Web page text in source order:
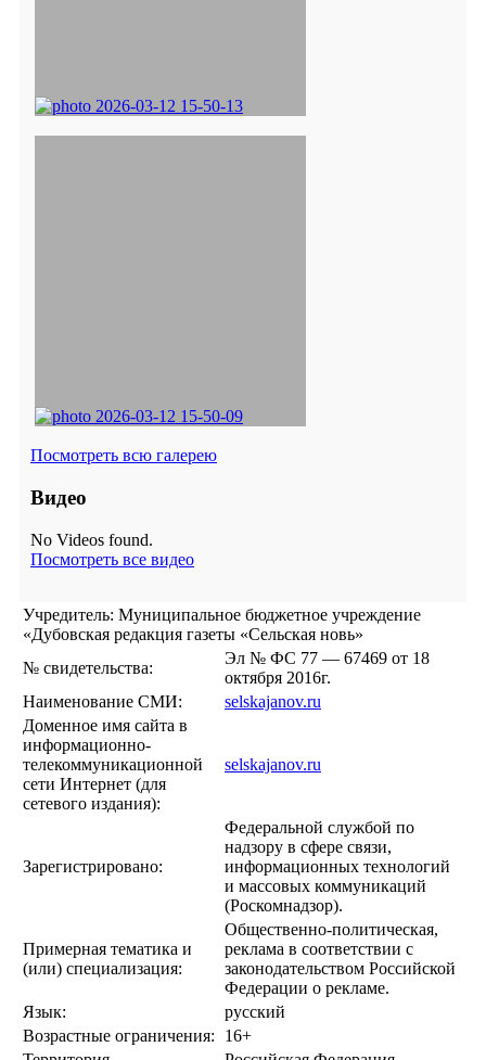
Посмотреть всю галерею
Видео
No Videos found.
Посмотреть все видео
Учредитель: Муниципальное бюджетное учреждение
«Дубовская редакция газеты «Сельская новь»
№ свидетельства:
Эл № ФС 77 — 67469 от 18
октября 2016г.
Наименование СМИ:
selskajanov.ru
Доменное имя сайта в
информационно-
телекоммуникационной
сети Интернет (для
сетевого издания):
selskajanov.ru
Зарегистрировано:
Федеральной службой по
надзору в сфере связи,
информационных технологий
и массовых коммуникаций
(Роскомнадзор).
Примерная тематика и
(или) специализация:
Общественно-политическая,
реклама в соответствии с
законодательством Российской
Федерации о рекламе.
Язык:
русский
Возрастные ограничения:
16+